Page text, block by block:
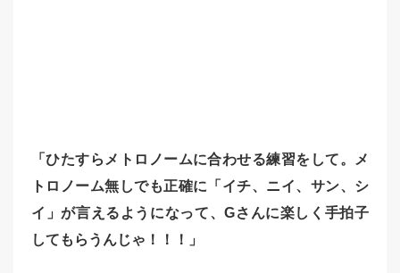
「ひたすらメトロノームに合わせる練習をして。メ
トロノーム無しでも正確に「イチ、ニイ、サン、シ
イ」が言えるようになって、Gさんに楽しく手拍子
してもらうんじゃ！！！」